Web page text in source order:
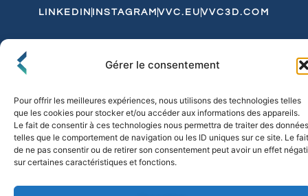
Gérer le consentement
Pour offrir les meilleures expériences, nous utilisons des technologies telles
que les cookies pour stocker et/ou accéder aux informations des appareils.
Le fait de consentir à ces technologies nous permettra de traiter des données
telles que le comportement de navigation ou les ID uniques sur ce site. Le fait
de ne pas consentir ou de retirer son consentement peut avoir un effet
sur certaines caractéristiques et fonctions.
LINKEDIN INSTAGRAM VVC.EU VVC3D.COM
Politique de Confidentialité et de CookiesExpédition et Livraison
© 2026 FLO & CO. All Rights Reserved